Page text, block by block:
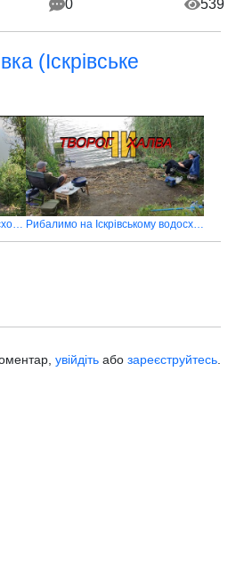
0 539
(Іскрівське
Рибалка на Іскрівському водосховищі Рибалимо на Іскрівському водосховищі
увійдіть або зареєструйтесь